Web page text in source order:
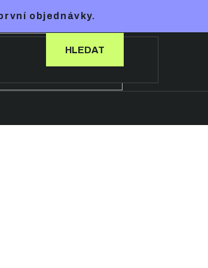
objednávky.
HLEDAT